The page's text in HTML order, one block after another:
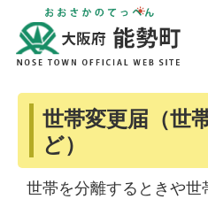
世帯変更届（世
ど）
世帯を分離するときや